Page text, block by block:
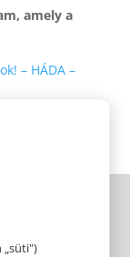
amely a
– HÁDA –